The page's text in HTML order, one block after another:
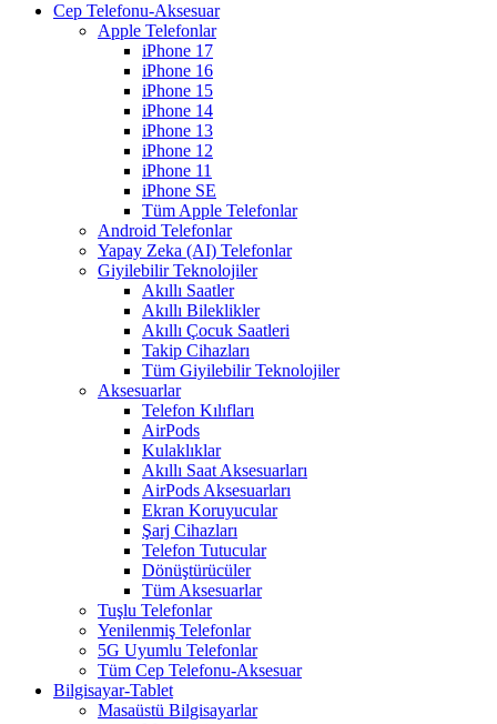
Cep Telefonu-Aksesuar
Apple Telefonlar
iPhone 17
iPhone 16
iPhone 15
iPhone 14
iPhone 13
iPhone 12
iPhone 11
iPhone SE
Tüm Apple Telefonlar
Android Telefonlar
Yapay Zeka (AI) Telefonlar
Giyilebilir Teknolojiler
Akıllı Saatler
Akıllı Bileklikler
Akıllı Çocuk Saatleri
Takip Cihazları
Tüm Giyilebilir Teknolojiler
Aksesuarlar
Telefon Kılıfları
AirPods
Kulaklıklar
Akıllı Saat Aksesuarları
AirPods Aksesuarları
Ekran Koruyucular
Şarj Cihazları
Telefon Tutucular
Dönüştürücüler
Tüm Aksesuarlar
Tuşlu Telefonlar
Yenilenmiş Telefonlar
5G Uyumlu Telefonlar
Tüm Cep Telefonu-Aksesuar
Bilgisayar-Tablet
Masaüstü Bilgisayarlar